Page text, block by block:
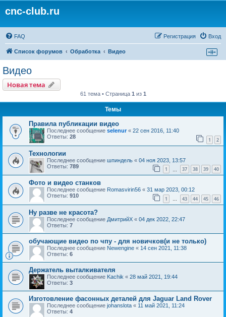
cnc-club.ru
FAQ Вход
Регистрация
Список форумов Обработка Видео
Видео
Новая тема
61 тема • Страница 1 из 1
Темы
Правила публикации видео
Последнее сообщение selenur« 22 сен 2016, 11:40
Ответы: 28 1 2
Технологии
Последнее сообщение шпиндель « 04 ноя 2023, 13:57
Ответы: 789 1 37 38 39 40
Фото и видео станков
Последнее сообщение Romasvirin56 « 31 мар 2023, 00:12
Ответы: 910 1 … 43 44 45 46
Ну разве не красота?
Последнее сообщение ДмитрийХ « 04 дек 2022, 22:47
Ответы: 7
обучающие видео по чпу - для новичков(и не только)
Последнее сообщение Newengine « 14 сен 2021, 11:38
Ответы: 6
Держатель выталкивателя
Последнее сообщение Kachik « 28 май 2021, 19:44
Ответы: 3
Изготовление фасонных деталей для Jaguar Land Rover
Последнее сообщение johanslota « 11 май 2021, 11:24
Ответы: 4